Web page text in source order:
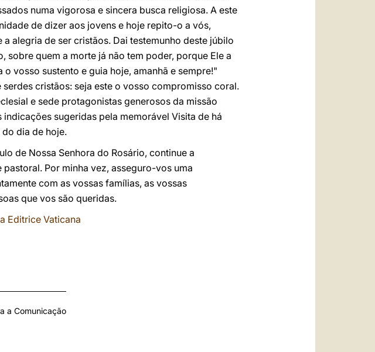
numa vigorosa e sincera busca religiosa. A este
de dizer aos jovens e hoje repito-o a vós,
alegria de ser cristãos. Dai testemunho deste júbilo
sobre quem a morte já não tem poder, porque Ele a
vosso sustento e guia hoje, amanhã e sempre!"
serdes cristãos: seja este o vosso compromisso coral.
e sede protagonistas generosos da missão
sugeridas pela memorável Visita de há
dia de hoje.
de Nossa Senhora do Rosário, continue a
Por minha vez, asseguro-vos uma
com as vossas famílias, as vossas
que vos são queridas.
Editrice Vaticana
a Comunicação